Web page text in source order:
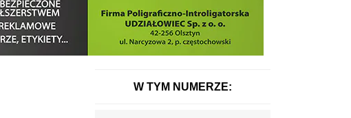
W TYM NUMERZE: